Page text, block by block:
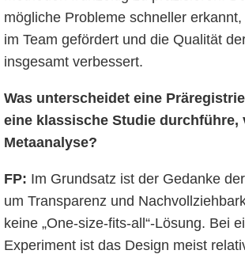
mögliche Probleme schneller
im Team gefördert und die Qualität
insgesamt verbessert.
Was unterscheidet eine
eine klassische Studie durchführe,
Metaanalyse?
FP: Im Grundsatz ist der Gedanke
um Transparenz und
keine „One-size-fits-all“-Lösung. Bei
Experiment ist das Design meist